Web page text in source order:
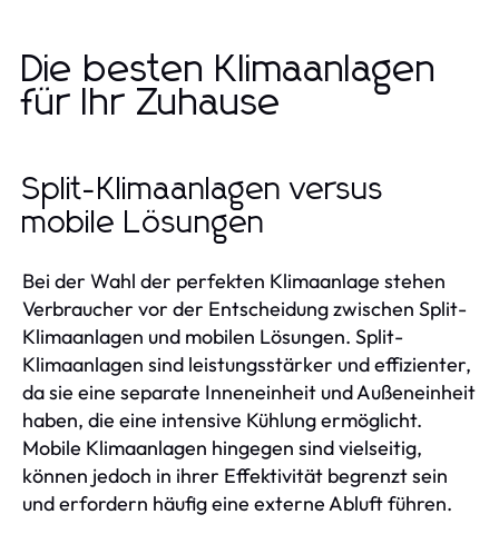
Die besten Klimaanlagen
für Ihr Zuhause
Split-Klimaanlagen versus
mobile Lösungen
Bei der Wahl der perfekten Klimaanlage stehen
Verbraucher vor der Entscheidung zwischen Split-
Klimaanlagen und mobilen Lösungen. Split-
Klimaanlagen sind leistungsstärker und effizienter,
da sie eine separate Inneneinheit und Außeneinheit
haben, die eine intensive Kühlung ermöglicht.
Mobile Klimaanlagen hingegen sind vielseitig,
können jedoch in ihrer Effektivität begrenzt sein
und erfordern häufig eine externe Abluft führen.